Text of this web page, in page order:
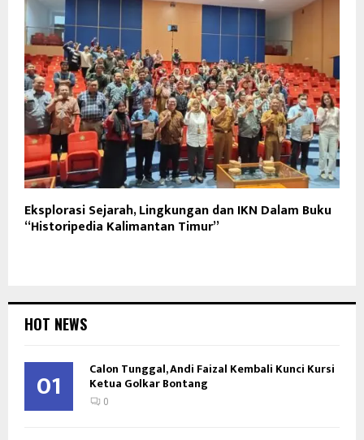
Eksplorasi Sejarah, Lingkungan dan IKN Dalam Buku
“Historipedia Kalimantan Timur”
HOT NEWS
01 Calon Tunggal, Andi Faizal Kembali Kunci Kursi
Ketua Golkar Bontang
0